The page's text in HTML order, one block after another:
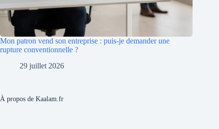
Mon patron vend son entreprise : puis-je demander une
rupture conventionnelle ?
29 juillet 2026
À propos de Kaalam.fr